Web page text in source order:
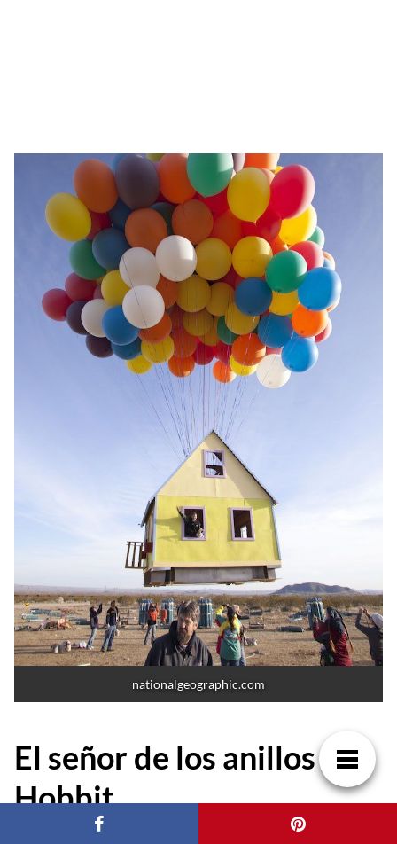
nationalgeographic.com
El señor de los anillos / El
Hobbit